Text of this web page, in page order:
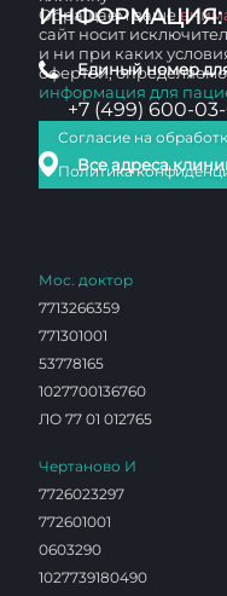
ИНФОРМАЦИЯ:
Единый номер
+7 (499) 600-
Все адреса
Обращаем ваше
сайт носит
и ни при каких
офертой,
информация для
Согласие на
Политика
Мос. доктор
7713266359
771301001
53778165
1027700136760
ЛО 77 01 012765
Чертаново И
7726023297
772601001
0603290
1027739180490